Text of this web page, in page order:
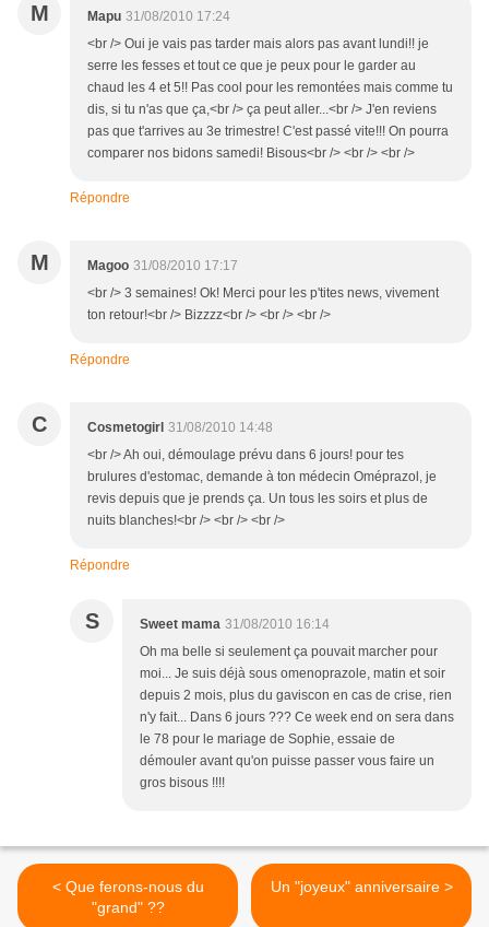
M Mapu 31/08/2010 17:24
<br /> Oui je vais pas tarder mais alors pas avant lundi!! je
serre les fesses et tout ce que je peux pour le garder au
chaud les 4 et 5!! Pas cool pour les remontées mais comme tu
dis, si tu n'as que ça,<br /> ça peut aller...<br /> J'en reviens
pas que t'arrives au 3e trimestre! C'est passé vite!!! On pourra
comparer nos bidons samedi! Bisous<br /> <br /> <br />
Répondre
M Magoo 31/08/2010 17:17
<br /> 3 semaines! Ok! Merci pour les p'tites news, vivement
ton retour!<br /> Bizzzz<br /> <br /> <br />
Répondre
C Cosmetogirl 31/08/2010 14:48
<br /> Ah oui, démoulage prévu dans 6 jours! pour tes
brulures d'estomac, demande à ton médecin Oméprazol, je
revis depuis que je prends ça. Un tous les soirs et plus de
nuits blanches!<br /> <br /> <br />
Répondre
S Sweet mama 31/08/2010 16:14
Oh ma belle si seulement ça pouvait marcher pour
moi... Je suis déjà sous omenoprazole, matin et soir
depuis 2 mois, plus du gaviscon en cas de crise, rien
n'y fait... Dans 6 jours ??? Ce week end on sera dans
le 78 pour le mariage de Sophie, essaie de
démouler avant qu'on puisse passer vous faire un
gros bisous !!!!
< Que ferons-nous du
"grand" ??
Un "joyeux" anniversaire >